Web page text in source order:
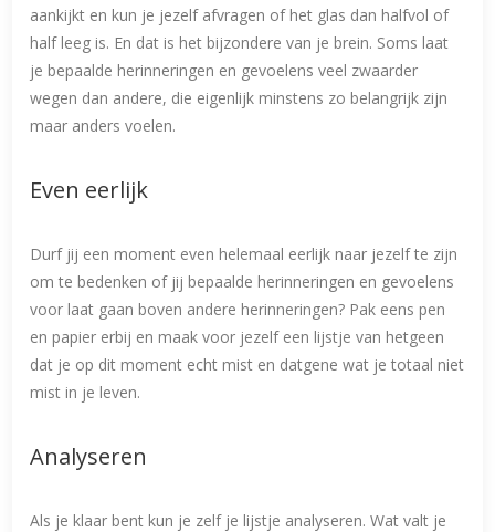
aankijkt en kun je jezelf afvragen of het glas dan halfvol of
half leeg is. En dat is het bijzondere van je brein. Soms laat
je bepaalde herinneringen en gevoelens veel zwaarder
wegen dan andere, die eigenlijk minstens zo belangrijk zijn
maar anders voelen.
Even eerlijk
Durf jij een moment even helemaal eerlijk naar jezelf te zijn
om te bedenken of jij bepaalde herinneringen en gevoelens
voor laat gaan boven andere herinneringen? Pak eens pen
en papier erbij en maak voor jezelf een lijstje van hetgeen
dat je op dit moment echt mist en datgene wat je totaal niet
mist in je leven.
Analyseren
Als je klaar bent kun je zelf je lijstje analyseren. Wat valt je